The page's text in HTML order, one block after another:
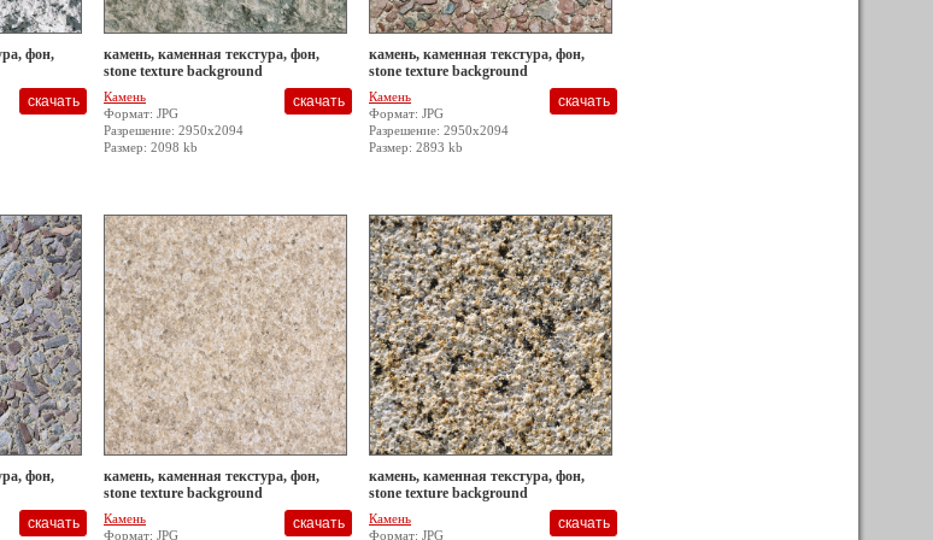
фон,
камень, каменная текстура, фон,
stone texture background
Камень
Формат: JPG
Разрешение: 2950x2094
Размер: 2098 kb
камень, каменная текстура, фон,
stone texture background
Камень
Формат: JPG
Разрешение: 2950x2094
Размер: 2893 kb
фон,
камень, каменная текстура, фон,
stone texture background
Камень
Формат: JPG
камень, каменная текстура, фон,
stone texture background
Камень
Формат: JPG